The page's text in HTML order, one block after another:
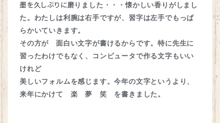
墨を久しぶりに磨りました・・・懐かしい香りがしまし
た。わたしは利腕は右手ですが、習字は左手でもっぱ
らかいていきます。
その方が 面白い文字が書けるからです。特に先生に
習ったわけでもなく、コンビュータで作る文字もいい
けれど
美しいフォルムを感じます。今年の文字というより、
来年にかけて 楽 夢 笑 を書きました。